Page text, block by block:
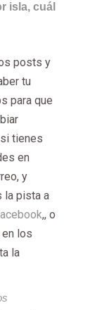
isla, cuál
posts y
tu
para que
tienes
en
y
la pista a
,, o
los
la